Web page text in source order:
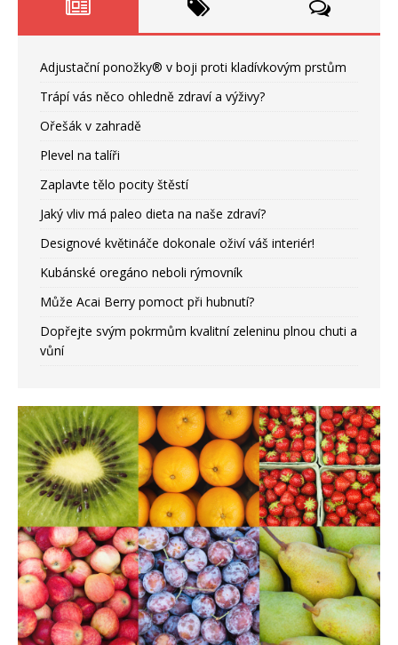
Adjustační ponožky® v boji proti kladívkovým prstům
Trápí vás něco ohledně zdraví a výživy?
Ořešák v zahradě
Plevel na talíři
Zaplavte tělo pocity štěstí
Jaký vliv má paleo dieta na naše zdraví?
Designové květináče dokonale oživí váš interiér!
Kubánské oregáno neboli rýmovník
Může Acai Berry pomoct při hubnutí?
Dopřejte svým pokrmům kvalitní zeleninu plnou chuti a
vůní
Adjustační ponožky® v boji proti
kladívkovým prstům